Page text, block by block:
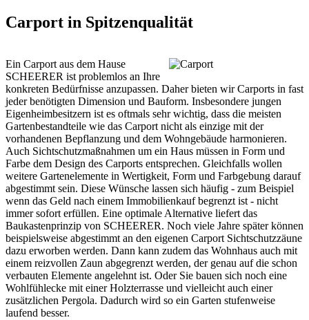
Carport in Spitzenqualität
Ein Carport aus dem Hause
SCHEERER ist problemlos an Ihre
konkreten Bedürfnisse anzupassen. Daher bieten wir Carports in fast
jeder benötigten Dimension und Bauform. Insbesondere jungen
Eigenheimbesitzern ist es oftmals sehr wichtig, dass die meisten
Gartenbestandteile wie das Carport nicht als einzige mit der
vorhandenen Bepflanzung und dem Wohngebäude harmonieren.
Auch Sichtschutzmaßnahmen um ein Haus müssen in Form und
Farbe dem Design des Carports entsprechen. Gleichfalls wollen
weitere Gartenelemente in Wertigkeit, Form und Farbgebung darauf
abgestimmt sein. Diese Wünsche lassen sich häufig - zum Beispiel
wenn das Geld nach einem Immobilienkauf begrenzt ist - nicht
immer sofort erfüllen. Eine optimale Alternative liefert das
Baukastenprinzip von SCHEERER. Noch viele Jahre später können
beispielsweise abgestimmt an den eigenen Carport Sichtschutzzäune
dazu erworben werden. Dann kann zudem das Wohnhaus auch mit
einem reizvollen Zaun abgegrenzt werden, der genau auf die schon
verbauten Elemente angelehnt ist. Oder Sie bauen sich noch eine
Wohlfühlecke mit einer Holzterrasse und vielleicht auch einer
zusätzlichen Pergola. Dadurch wird so ein Garten stufenweise
laufend besser.